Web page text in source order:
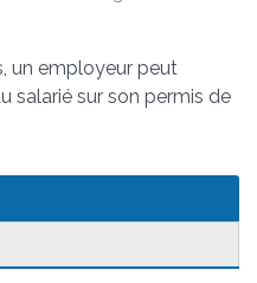
un employeur peut
salarié sur son permis de